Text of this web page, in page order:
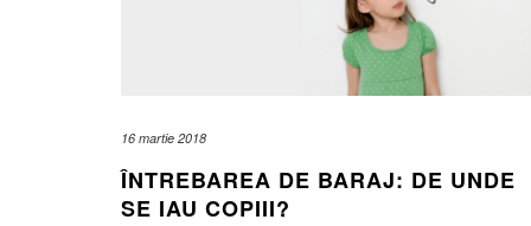
16 martie 2018
ÎNTREBAREA DE BARAJ: DE UNDE
SE IAU COPIII?